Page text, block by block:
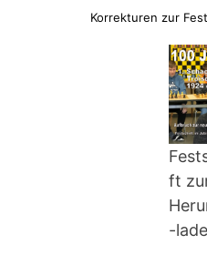
Korrekturen zur
ft
-